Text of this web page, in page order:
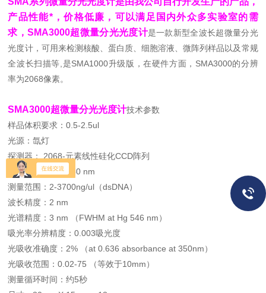
产品性能*，价格低廉，可以满足国内外众多实验室的需
求，SMA3000超微量分光光度计是一款新型全波长超微量分光
光度计，可用来检测核酸、蛋白质、细胞溶液、微阵列样品以及常规
全波长扫描等,是SMA1000升级版，在硬件方面，SMA3000的分辨
率为2068像素。
SMA3000超微量分光光度计技术参数
样品体积要求：0.5-2.5ul
光源：氙灯
探测器： 2068-元素线性硅化CCD阵列
波长范围：200-750 nm
测量范围：2-3700ng/ul（dsDNA）
波长精度：2 nm
光谱精度：3 nm （FWHM at Hg 546 nm）
吸光率分辨精度：0.003吸光度
光吸收准确度：2% （at 0.636 absorbance at 350nm）
光吸收范围：0.02-75 （等效于10mm）
测量循环时间：约5秒